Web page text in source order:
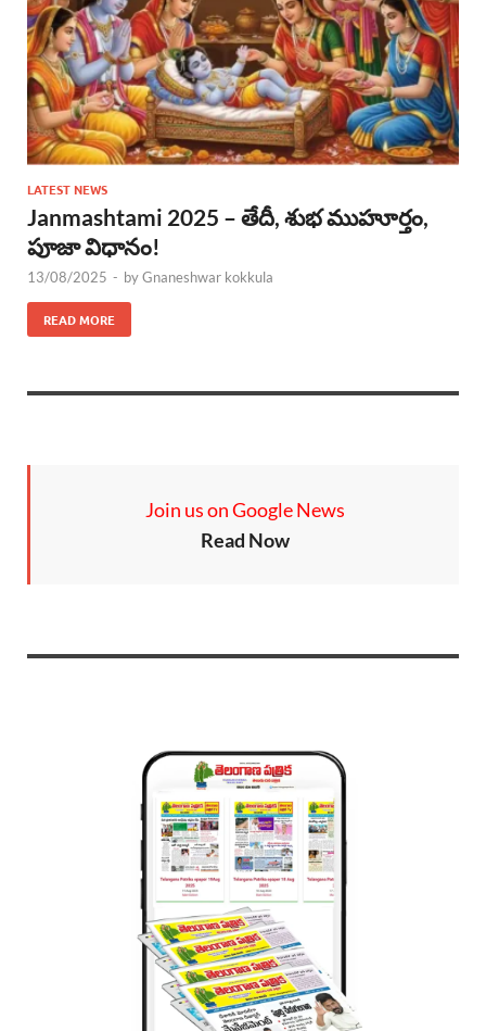
LATEST NEWS
Janmashtami 2025 – తేదీ, శుభ ముహూర్తం,
పూజా విధానం!
13/08/2025 - byGnaneshwar kokkula
READ MORE
Join us on Google News
Read Now